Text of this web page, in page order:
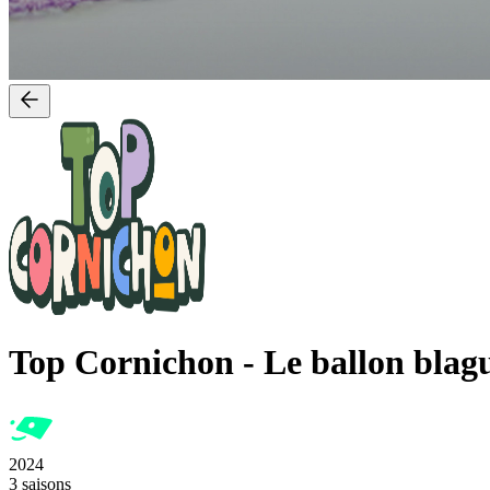
Top Cornichon - Le ballon
2024
3 saisons